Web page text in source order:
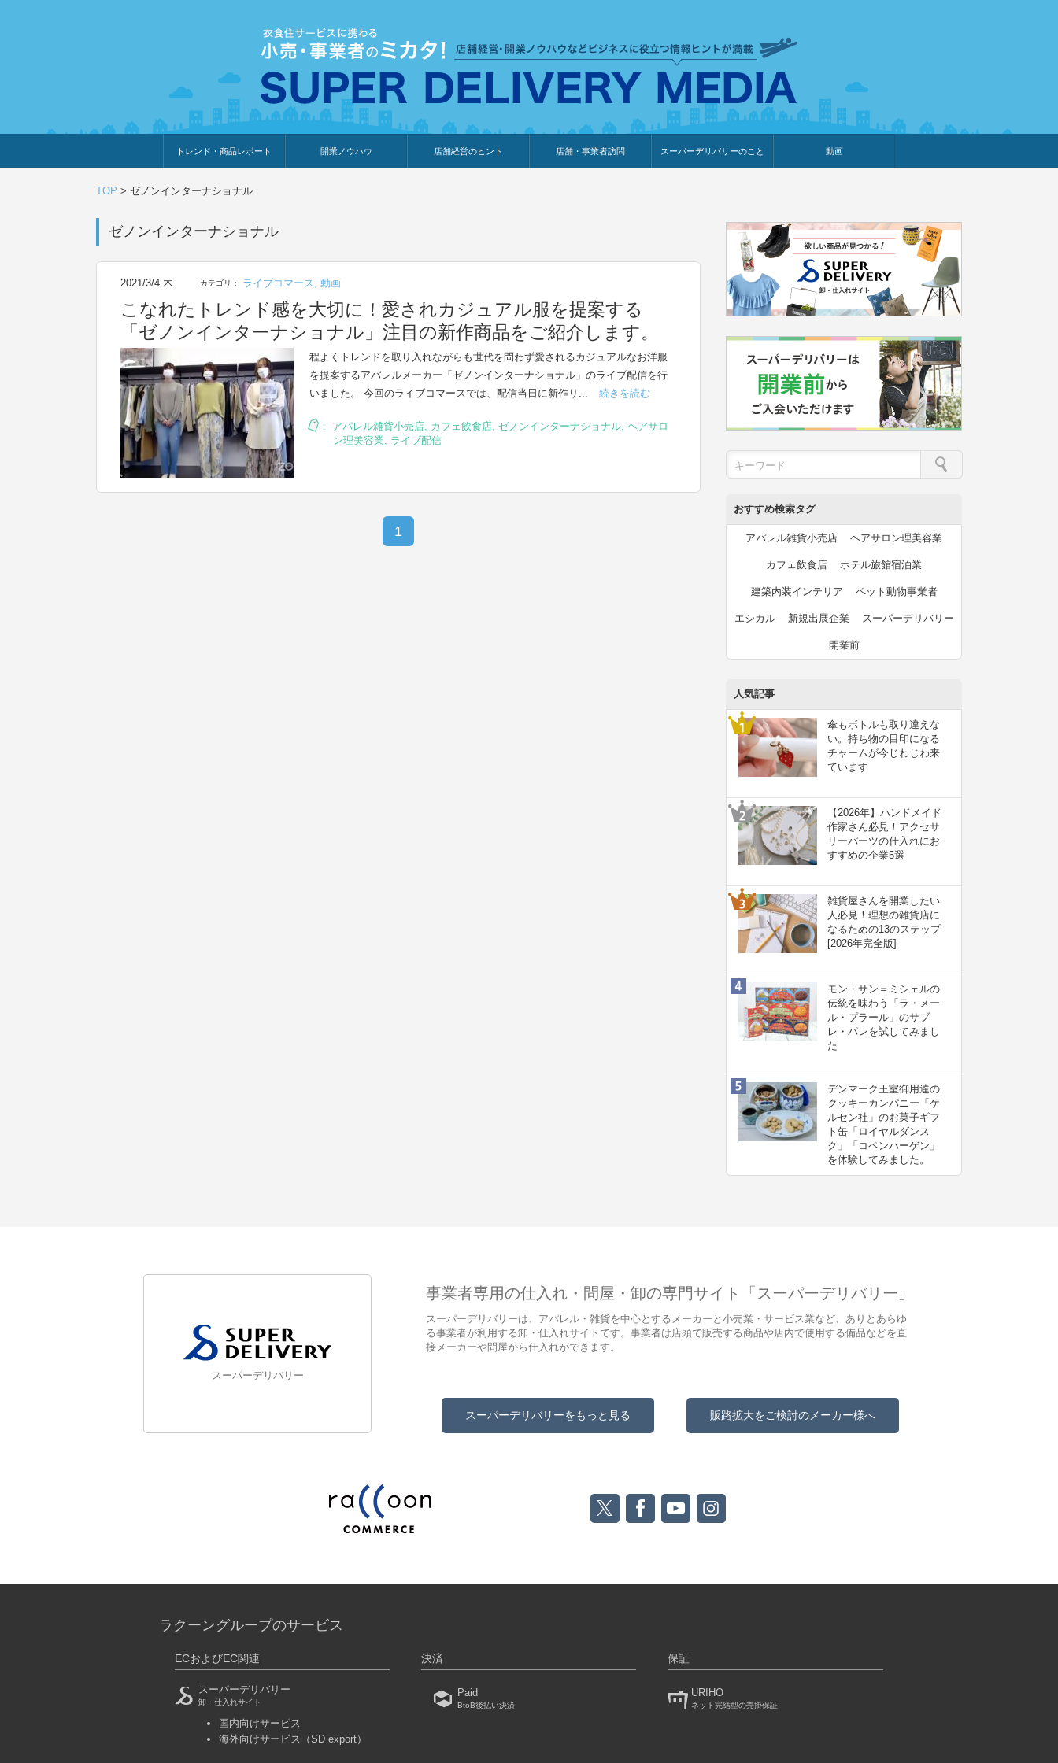
トレンド・商品レポート
トレンド・特集
人気ランキング
出展企業のおすすめ
商品体験・レビュー
暮らしの提案
開業ノウハウ 店舗経営のヒント 店舗・事業者訪問 スーパーデリバリーのこと 動画
TOP > ゼノンインターナショナル
ゼノンインターナショナル
2021/3/4 木 カテゴリ： ライブコマース, 動画
こなれたトレンド感を大切に！愛されカジュアル服を提案する
「ゼノンインターナショナル」注目の新作商品をご紹介します。
程よくトレンドを取り入れながらも世代を問わず愛されるカジュアルなお洋服
を提案するアパレルメーカー「ゼノンインターナショナル」のライブ配信を行
いました。 今回のライブコマースでは、配信当日に新作リ...
続きを読む
： アパレル雑貨小売店, カフェ飲食店, ゼノンインターナショナル, ヘアサロ
ン理美容業, ライブ配信
1
おすすめ検索タグ
アパレル雑貨小売店 ヘアサロン理美容業
カフェ飲食店 ホテル旅館宿泊業
建築内装インテリア ペット動物事業者
エシカル 新規出展企業 スーパーデリバリー
開業前
人気記事
傘もボトルも取り違えな
い。持ち物の目印になる
チャームが今じわじわ来
ています
【2026年】ハンドメイド
作家さん必見！アクセサ
リーパーツの仕入れにお
すすめの企業5選
雑貨屋さんを開業したい
人必見！理想の雑貨店に
なるための13のステップ
[2026年完全版]
モン・サン＝ミシェルの
伝統を味わう「ラ・メー
ル・プラール」のサブ
レ・パレを試してみまし
た
デンマーク王室御用達の
クッキーカンパニー「ケ
ルセン社」のお菓子ギフ
ト缶「ロイヤルダンス
ク」「コペンハーゲン」
を体験してみました。
スーパーデリバリー
事業者専用の仕入れ・問屋・卸の専門サイト「スーパーデリバリー」
スーパーデリバリーは、アパレル・雑貨を中心とするメーカーと小売業・サービス業など、ありとあらゆ
る事業者が利用する卸・仕入れサイトです。事業者は店頭で販売する商品や店内で使用する備品などを直
接メーカーや問屋から仕入れができます。
スーパーデリバリーをもっと見る 販路拡大をご検討のメーカー様へ
ラクーングループのサービス
ECおよびEC関連
スーパーデリバリー
卸・仕入れサイト
国内向けサービス
海外向けサービス
（SD export）
決済
Paid
BtoB後払い決済
保証
URIHO
ネット完結型の売掛保証